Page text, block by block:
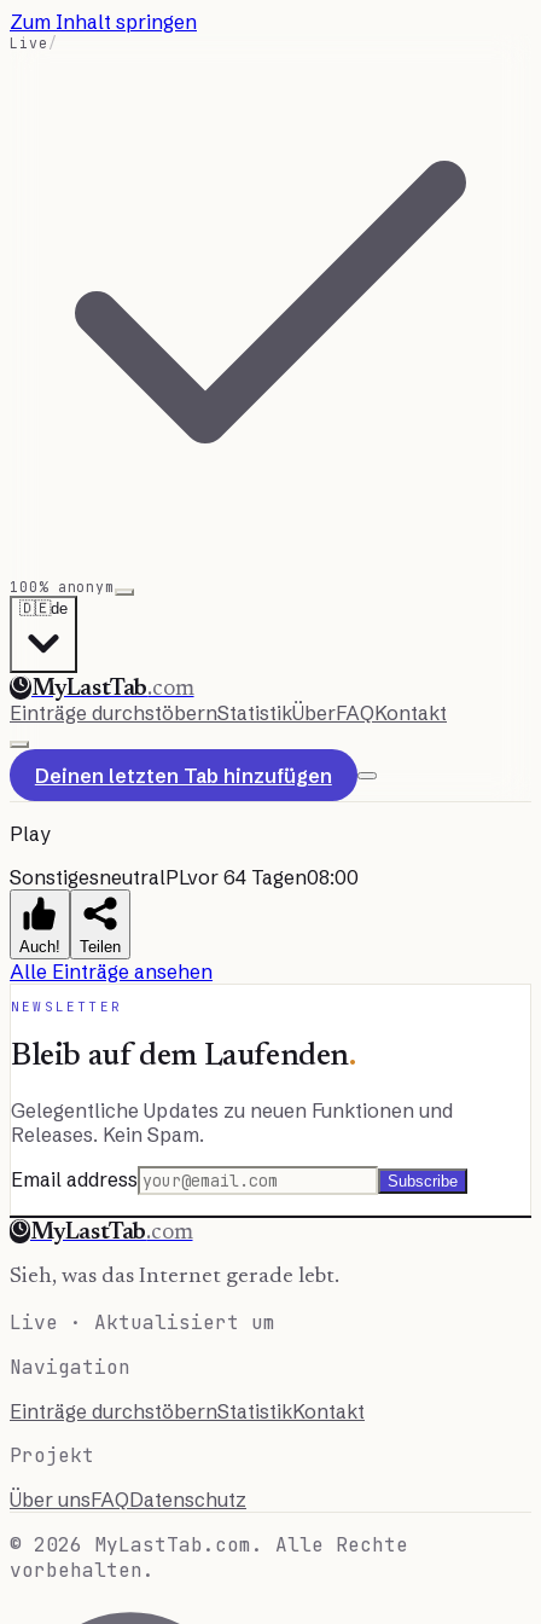
Zum Inhalt springen
Live /
100% anonym
🇩🇪de
MyLastTab.com
Einträge durchstöbernStatistikÜberFAQKontakt
Deinen letzten Tab hinzufügen
Play
SonstigesneutralPLvor 64 Tagen08:00
Auch! Teilen
Alle Einträge ansehen
NEWSLETTER
Bleib auf dem Laufenden.
Gelegentliche Updates zu neuen Funktionen und
Releases. Kein Spam.
Email address
Subscribe
MyLastTab.com
Sieh, was das Internet gerade lebt.
Live · Aktualisiert um
Navigation
Einträge durchstöbernStatistikKontakt
Projekt
Über unsFAQDatenschutz
© 2026 MyLastTab.com. Alle Rechte
vorbehalten.